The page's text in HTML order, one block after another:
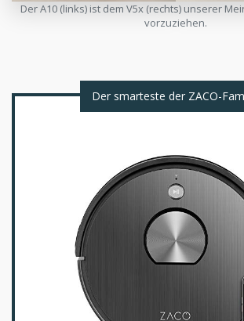
Der A10 (links) ist dem V5x (rechts) unserer
vorzuziehen.
Der smarteste der ZACO-